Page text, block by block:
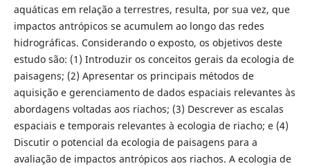
aquáticas em relação a terrestres, resulta, por sua vez, que
impactos antrópicos se acumulem ao longo das redes
hidrográficas. Considerando o exposto, os objetivos deste
estudo são: (1) Introduzir os conceitos gerais da ecologia de
paisagens; (2) Apresentar os principais métodos de
aquisição e gerenciamento de dados espaciais relevantes às
abordagens voltadas aos riachos; (3) Descrever as escalas
espaciais e temporais relevantes à ecologia de riacho; e (4)
Discutir o potencial da ecologia de paisagens para a
avaliação de impactos antrópicos aos riachos. A ecologia de